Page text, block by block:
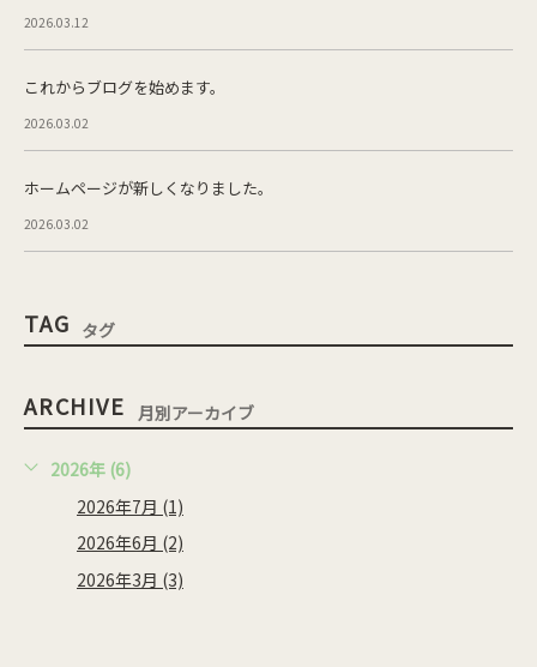
2026.03.12
これからブログを始めます。
2026.03.02
ホームページが新しくなりました。
2026.03.02
TAG タグ
ARCHIVE 月別アーカイブ
2026年 (6)
2026年7月 (1)
2026年6月 (2)
2026年3月 (3)